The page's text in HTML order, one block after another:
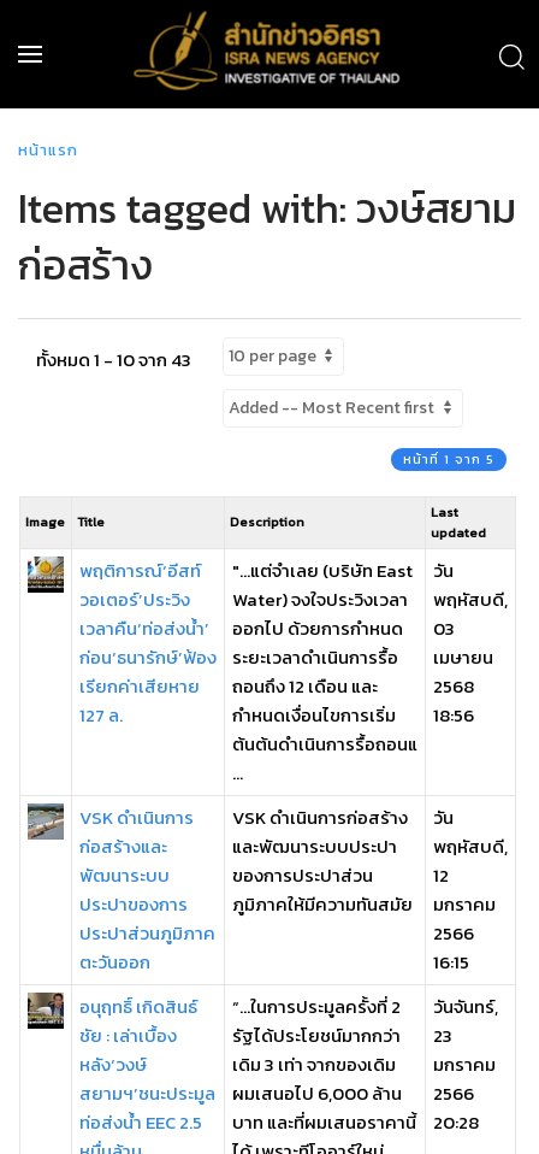
หน้าแรก
Items tagged with: วงษ์สยาม
ก่อสร้าง
ทั้งหมด 1 - 10 จาก 43
หน้าที่ 1 จาก 5
Image Title Description
Last
updated
พฤติการณ์‘อีสท์
วอเตอร์’ประวิง
เวลาคืน‘ท่อส่งน้ำ’
ก่อน‘ธนารักษ์’ฟ้อง
เรียกค่าเสียหาย
127 ล.
"...แต่จำเลย (บริษัท East
Water) จงใจประวิงเวลา
ออกไป ด้วยการกำหนด
ระยะเวลาดำเนินการรื้อ
ถอนถึง 12 เดือน และ
กำหนดเงื่อนไขการเริ่ม
ต้นต้นดำเนินการรื้อถอนแ
...
วัน
พฤหัสบดี,
03
เมษายน
2568
18:56
VSK ดำเนินการ
ก่อสร้างและ
พัฒนาระบบ
ประปาของการ
ประปาส่วนภูมิภาค
ตะวันออก
VSK ดำเนินการก่อสร้าง
และพัฒนาระบบประปา
ของการประปาส่วน
ภูมิภาคให้มีความทันสมัย
วัน
พฤหัสบดี,
12
มกราคม
2566
16:15
อนุฤทธิ์ เกิดสินธ์
ชัย : เล่าเบื้อง
หลัง‘วงษ์
สยามฯ’ชนะประมูล
ท่อส่งน้ำ EEC 2.5
“…ในการประมูลครั้งที่ 2
รัฐได้ประโยชน์มากกว่า
เดิม 3 เท่า จากของเดิม
ผมเสนอไป 6,000 ล้าน
บาท และที่ผมเสนอราคานี้
วันจันทร์,
23
มกราคม
2566
20:28